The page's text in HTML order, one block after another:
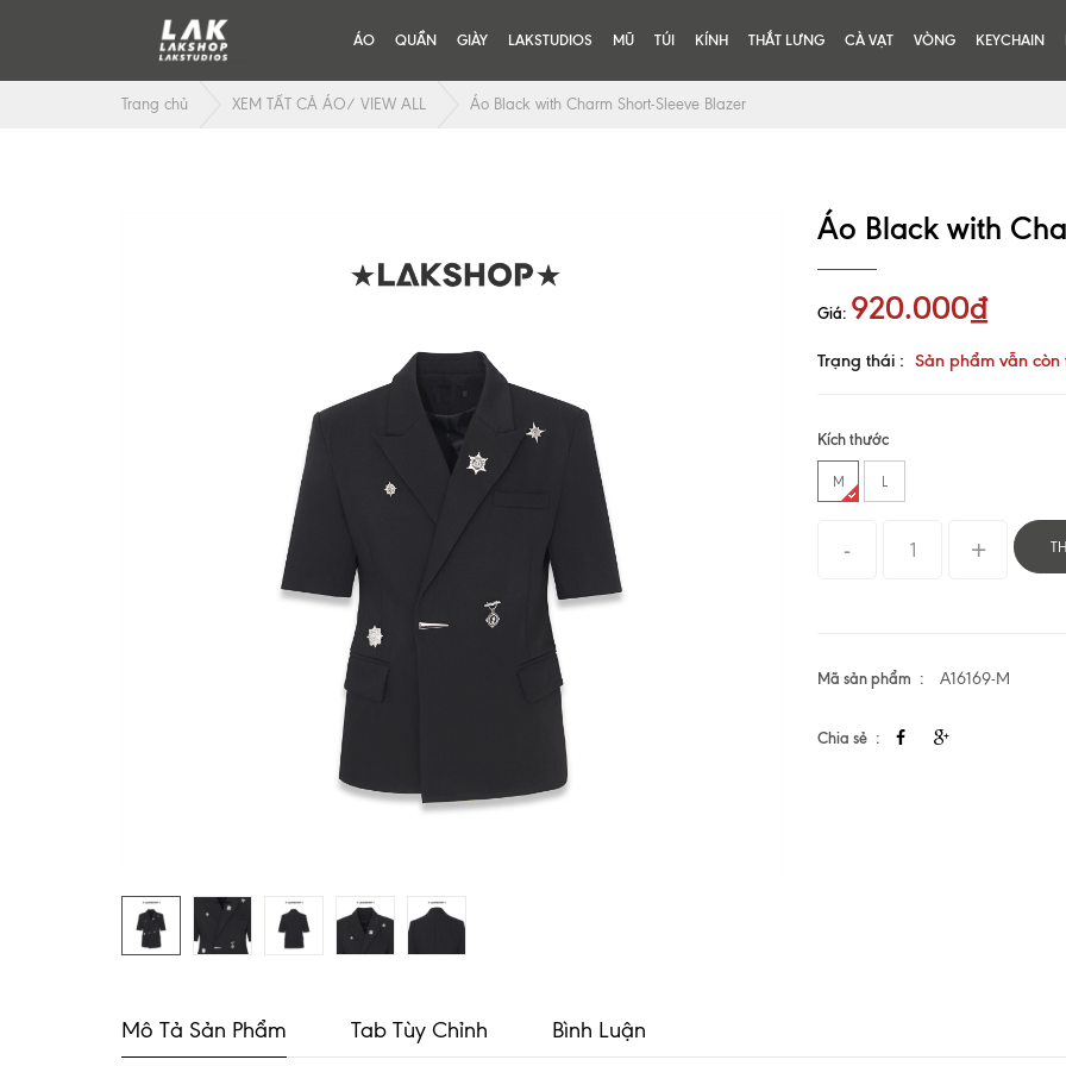
ÁO QUẦN GIÀY LAKSTUDIOS MŨ TÚI KÍNH THẮT LƯNG CÀ VẠT VÒNG KEYCHAIN
Trang chủ XEM TẤT CẢ ÁO/ VIEW ALL Áo Black with Charm Short-Sleeve Blazer
Áo Black with
Giá: 920.000₫
Trạng thái : Sản phẩm vẫn
Kích thước
M L
Mã sản phẩm A16169-M
Chia sẻ
Mô Tả Sản Phẩm Tab Tùy Chỉnh Bình Luận